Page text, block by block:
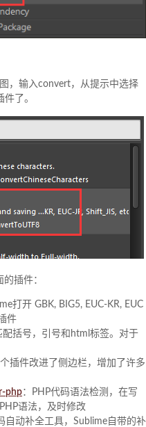
，输入convert，从提示中选择
了。
插件：
打开 GBK, BIG5, EUC-KR, EUC
件
配括号，引号和html标签。对于
插件改进了侧边栏，增加了许多
php：PHP代码语法检测，在写
语法，及时修改
自动补全工具，Sublime自带的补